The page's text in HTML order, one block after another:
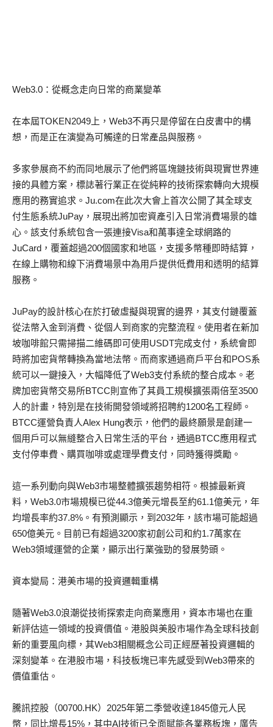
Web3.0：從概念走向日常的商業變革
在本屆TOKEN2049上，Web3不再只是停留在白皮書中的構
想，而是正在演變為可觸達的日常產品與服務。
多家參展商不約而同地展示了他們將區塊鏈技術與現實世界連
接的具體方案，標誌著行業正在從純粹的技術探索轉向大規模
應用的務實追求。Ju.com在此次大會上首次公開了其全球支
付生態系統JuPay，展現出將加密資產引入日常消費場景的雄
心。該支付系統包含一張連接Visa和萬事達全球網路的
JuCard，覆蓋超過200個國家和地區，支援多幣種即時結算，
在線上購物和線下消費場景中為用戶提供低費用和透明的結算
服務。
JuPay的設計核心在於打破虛擬與現實的邊界，其支付鏈覆蓋
從法幣入金到消費、從個人到商家的完整流程。使用者在新加
坡咖啡館只需掃描二維碼即可使用USDT完成支付，系統會即
時將加密貨幣轉換為當地法幣。而商家通過商戶平台和POS系
統可以一鍵接入，大幅降低了Web3支付系統的整合成本。老
牌加密貨幣交易所BTCC則宣佈了其員工規模擴張兩倍至3500
人的計畫，特別是在技術開發領域將招聘約1200名工程師。
BTCC運營負責人Alex Hung表示，他們的最終願景是創建一
個用戶可以無縫整合入日常生活的平台，通過BTCC應用程式
支付停車費、購買咖啡或處理學費支付，同時獲得獎勵。
這一系列動向與Web3市場整體擴張趨勢相符。根據最新資
料，Web3.0市場規模已從44.3億美元增長至約61.1億美元，年
均增長率約37.8%。有預測顯示，到2032年，該市場可能超過
650億美元。目前已有超過3200家初創公司和約1.7萬家在
Web3領域運營的企業，顯示出行業強勁的發展勢頭。
資本變局：港美市場的投資邏輯重構
隨著Web3.0浪潮從技術探索走向商業應用，資本市場也在重
新評估這一領域的投資價值。港股與美股市場作為全球科技創
新的重要風向標，其Web3相關概念公司正經歷著投資邏輯的
深刻變革。在港股市場，科技板塊已率先感受到Web3帶來的
價值重估。
騰訊控股（00700.HK）2025年第二季營收達1845億元人民
幣，同比增長15%，其中AI技術已全面賦能各業務板塊，廣告